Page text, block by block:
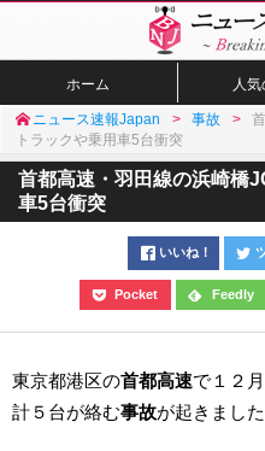
ホーム 人
ニュース速報Japan 事故
トラックや乗用車5台衝突
首都高速・羽田線の浜崎橋
車5台衝突
いいね！
Pocket Feedly
東京都港区の首都高速で１２
計５台が絡む事故が起きました